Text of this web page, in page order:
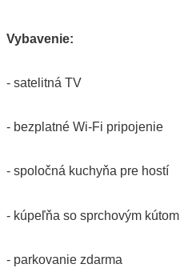
Vybavenie:
- satelitná TV
- bezplatné Wi-Fi pripojenie
- spoločná kuchyňa pre hostí
- kúpeľňa so sprchovým kútom
- parkovanie zdarma